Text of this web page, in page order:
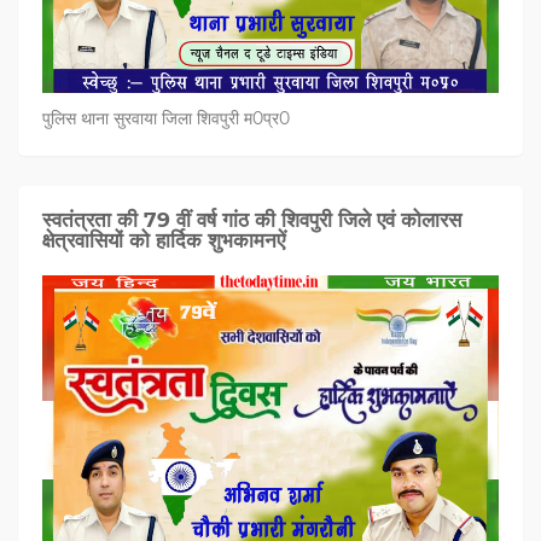
पुलिस थाना सुरवाया जिला शिवपुरी म0प्र0
स्वतंत्रता की 79 वीं वर्ष गांठ की शिवपुरी जिले एवं कोलारस
क्षेत्रवासियों को हार्दिक शुभकामनऐं